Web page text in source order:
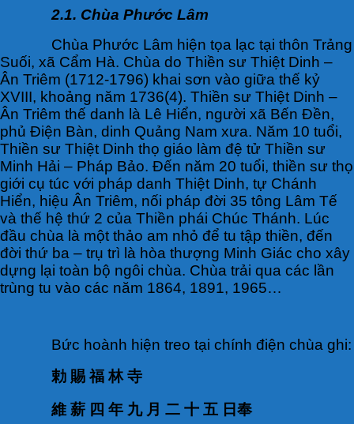
2.1. Chùa Phước Lâm
Chùa Phước Lâm hiện tọa lạc tại thôn Trảng
Suối, xã Cẩm Hà. Chùa do Thiền sư Thiệt Dinh –
Ân Triêm (1712-1796) khai sơn vào giữa thế kỷ
XVIII, khoảng năm 1736(4). Thiền sư Thiệt Dinh –
Ân Triêm thế danh là Lê Hiển, người xã Bến Đền,
phủ Điện Bàn, dinh Quảng Nam xưa. Năm 10 tuổi,
Thiền sư Thiệt Dinh thọ giáo làm đệ tử Thiền sư
Minh Hải – Pháp Bảo. Đến năm 20 tuổi, thiền sư thọ
giới cụ túc với pháp danh Thiệt Dinh, tự Chánh
Hiển, hiệu Ân Triêm, nối pháp đời 35 tông Lâm Tế
và thế hệ thứ 2 của Thiền phái Chúc Thánh. Lúc
đầu chùa là một thảo am nhỏ để tu tập thiền, đến
đời thứ ba – trụ trì là hòa thượng Minh Giác cho xây
dựng lại toàn bộ ngôi chùa. Chùa trải qua các lần
trùng tu vào các năm 1864, 1891, 1965…
Bức hoành hiện treo tại chính điện chùa ghi:
勅 賜 福 林 寺
維 薪 四 年 九 月 二 十 五 日奉